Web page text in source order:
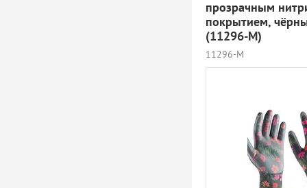
прозрачным
покрытием,
(11296-M)
11296-M